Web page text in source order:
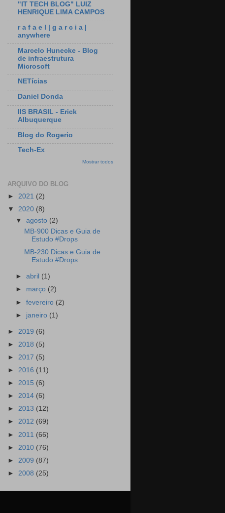
"IT TECH BLOG" LUIZ
HENRIQUE LIMA CAMPOS
r a f a e l | g a r c i a |
anywhere
Marcelo Hunecke - Blog
de infraestrutura
Microsoft
NETícias
Daniel Donda
IIS BRASIL - Erick
Albuquerque
Blog do Rogerio
Tech-Ex
Mostrar todos
ARQUIVO DO BLOG
► 2021 (2)
▼ 2020 (8)
▼agosto (2)
MB-900 Dicas e Guia de
Estudo #Drops
MB-230 Dicas e Guia de
Estudo #Drops
►abril (1)
► março (2)
►fevereiro (2)
► janeiro (1)
► 2019 (6)
► 2018 (5)
► 2017 (5)
► 2016 (11)
► 2015 (6)
► 2014 (6)
► 2013 (12)
► 2012 (69)
► 2011 (66)
► 2010 (76)
► 2009 (87)
► 2008 (25)